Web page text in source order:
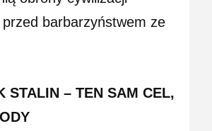
barbarzyństwem ze
STALIN – TEN SAM CEL,